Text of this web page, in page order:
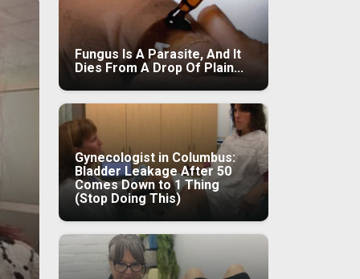
Fungus Is A Parasite, And It
Dies From A Drop Of Plain...
Gynecologist in Columbus:
Bladder Leakage After 50
Comes Down to 1 Thing
(Stop Doing This)